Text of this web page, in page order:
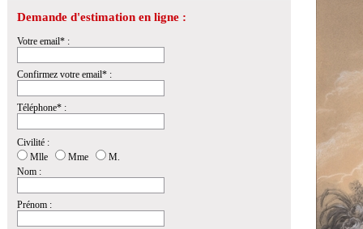
Demande d'estimation en ligne :
Votre email* :
Confirmez votre email* :
Téléphone* :
Civilité :
Mlle
Mme
M.
Nom :
Prénom :